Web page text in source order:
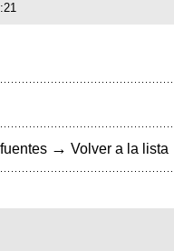
→ Volver a la lista